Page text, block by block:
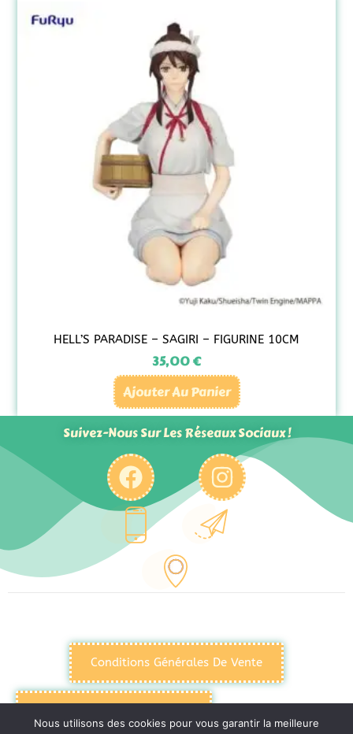
HELL’S PARADISE – SAGIRI – FIGURINE 10CM
35,00€
Ajouter Au Panier
Suivez-Nous Sur Les Réseaux Sociaux !
Conditions Générales De Vente
Nous utilisons des cookies pour vous garantir la meilleure